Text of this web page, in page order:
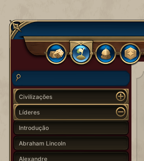
Civilizações
Líderes
Introdução
Abraham Lincoln
Alexandre